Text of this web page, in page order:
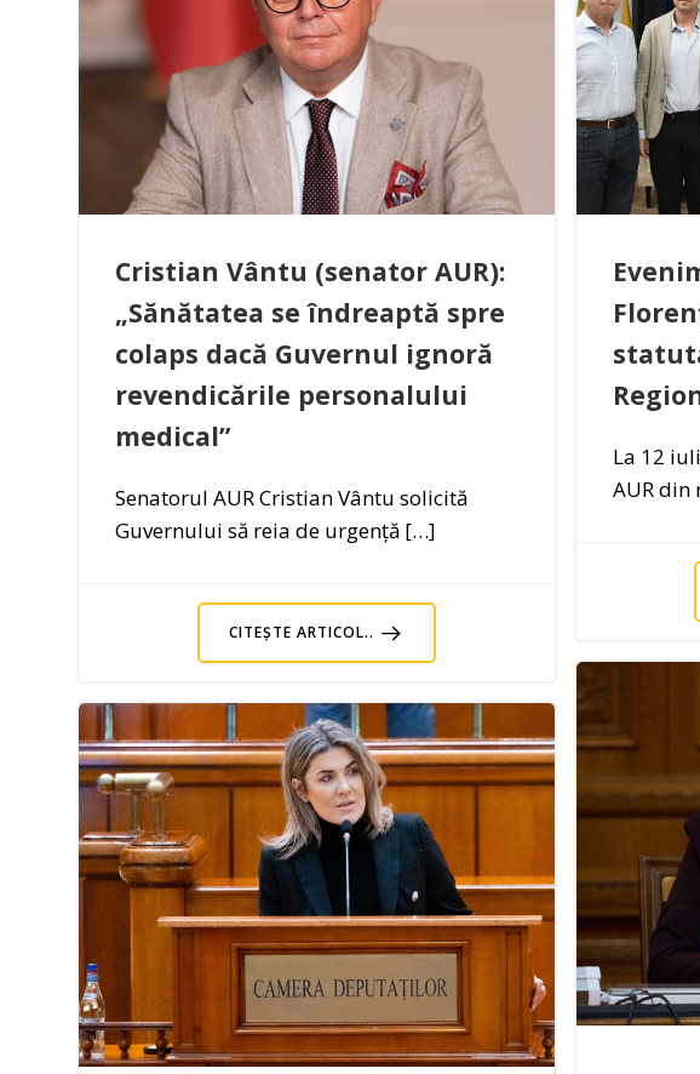
Cristian Vântu (senator AUR):
„Sănătatea se îndreaptă spre
colaps dacă Guvernul ignoră
revendicările personalului
medical”
Senatorul AUR Cristian Vântu solicită
Guvernului să reia de urgență […]
CITEȘTE ARTICOL..
La 12
AUR